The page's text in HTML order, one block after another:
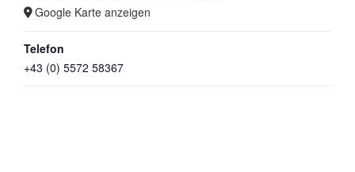
Google Karte anzeigen
Telefon
+43 (0) 5572 58367